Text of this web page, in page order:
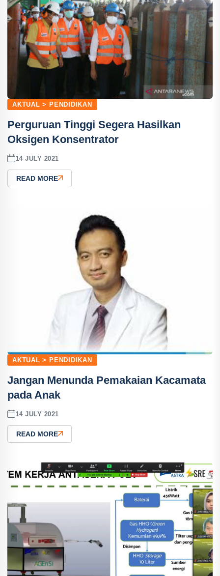
AKTUAL > PENDIDIKAN
Perguruan Tinggi Segera Hasilkan
Oksigen Konsentrator
14 JULY 2021
READ MORE
AKTUAL > PENDIDIKAN
Jangan Menunda Pemakaian Kacamata
pada Anak
14 JULY 2021
READ MORE